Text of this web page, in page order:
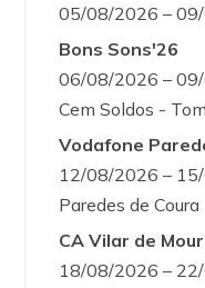
05/08/2026 –
Bons Sons'26
06/08/2026 –
Cem Soldos -
Vodafone
12/08/2026 –
Paredes de Coura
CA Vilar de
18/08/2026 –